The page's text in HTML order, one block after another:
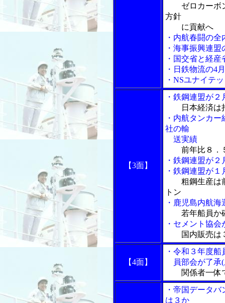
ゼロカーボ
方針
に貢献へ
・内航春闘の
・海事振興連
・国交省と経
・日鉄物流の4
・NSユナイテ
【3面】
・鉄鋼連盟が
日本経済は
・内航タンカ
社の輸
送実績
前年比８．
・鉄鋼連盟が
・鉄鋼連盟が
粗鋼生産は
トン
・鹿児島内航
若年船員か
・セメント協
国内販売は
【4面】
・令和３年度
員部会が了承(
関係者一体
・帝国データ
は３か